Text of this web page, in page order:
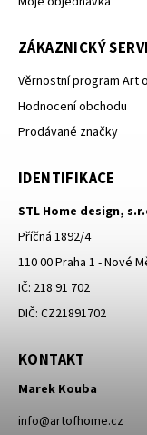
ZÁKAZNICKÝ
Věrnostní program Art
Hodnocení obchodu
Prodávané značky
IDENTIFIKACE
STL Home design,
Příčná 1892/4
110 00 Praha 1 - Nové
IČ: 218 91 702
DIČ: CZ21891702
KONTAKT
Marek Kouba
info@artofhome.cz